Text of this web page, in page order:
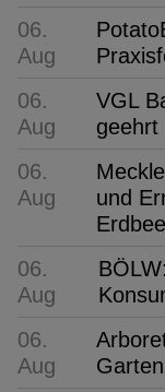
06.
Aug
06.
Aug
VGL
geehrt
06.
Aug
und
06.
Aug
06.
Aug